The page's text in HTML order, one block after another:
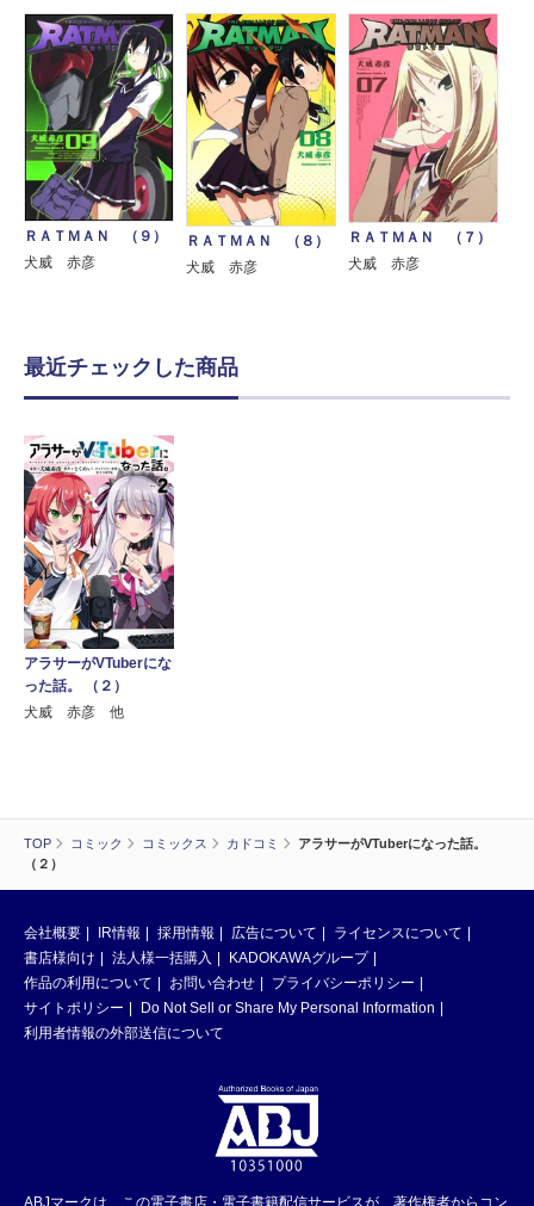
TOP コミック コミックス カドコミ
アラサーがVTuberになった話。
（２）
ＲＡＴＭＡＮ （９）
犬威 赤彦
ＲＡＴＭＡＮ （８）
犬威 赤彦
ＲＡＴＭＡＮ （７）
犬威 赤彦
最近チェックした商品
アラサーがVTuberにな
った話。 （２）
犬威 赤彦 他
会社概要 IR情報 採用情報 広告について
ライセンスについて
書店様向け
法人様一括購入
KADOKAWAグループ
作品の利用について
お問い合わせ
プライバシーポリシー
サイトポリシー
Do Not Sell or Share My Personal Information
利用者情報の外部送信について
ABJマークは、この電子書店・電子書籍配信サービスが、著作権者からコン